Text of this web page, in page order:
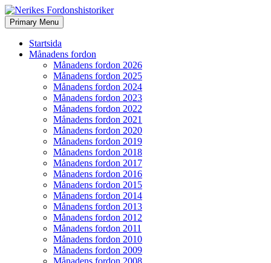
Nerikes Fordonshistoriker
Search
Primary Menu Skip
to
Startsida
Månadens fordon
Månadens fordon 2026
Månadens fordon 2025
Månadens fordon 2024
Månadens fordon 2023
Månadens fordon 2022
Månadens fordon 2021
Månadens fordon 2020
Månadens fordon 2019
Månadens fordon 2018
Månadens fordon 2017
Månadens fordon 2016
Månadens fordon 2015
Månadens fordon 2014
Månadens fordon 2013
Månadens fordon 2012
Månadens fordon 2011
Månadens fordon 2010
Månadens fordon 2009
Månadens fordon 2008